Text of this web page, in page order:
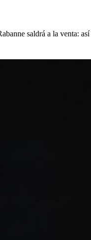
saldrá a la venta: